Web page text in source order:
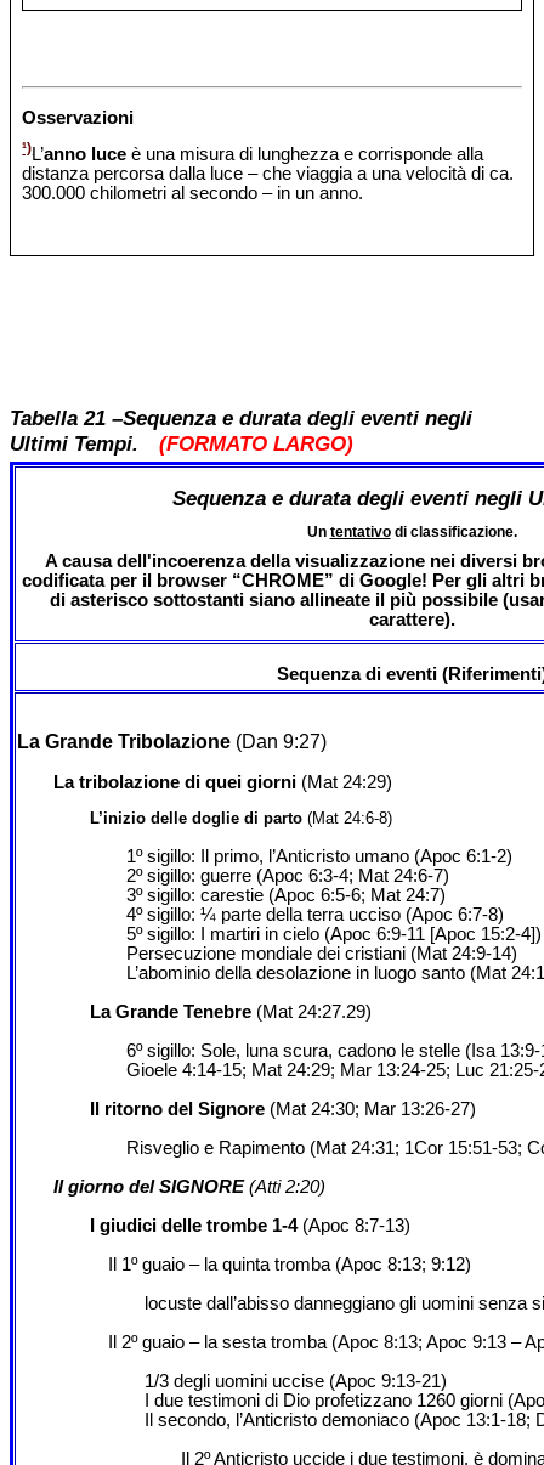
Osservazioni
¹)L’anno luce è una misura di lunghezza e corrisponde alla
distanza percorsa dalla luce – che viaggia a una velocità di ca.
300.000 chilometri al secondo – in un anno.
Tabella 21 –Sequenza e durata degli eventi negli
Ultimi Tempi.
(FORMATO LARGO)
Sequenza e durata degli eventi negli
Un tentativodi classificazione.
A causa dell'incoerenza della visualizzazione nei diversi
codificata per il browser “CHROME” di Google! Per gli altri
di asterisco sottostanti siano allineate il più possibile
carattere).
Sequenza di eventi
La Grande Tribolazione (Dan 9:27)
La tribolazione di quei giorni (Mat 24:29)
L’inizio delle doglie di parto (Mat 24:6-8)
1º sigillo: Il primo, l’Anticristo umano (Apoc 6:1-2)
2º sigillo: guerre (Apoc 6:3-4; Mat 24:6-7)
3º sigillo: carestie (Apoc 6:5-6; Mat 24:7)
4º sigillo: ¼ parte della terra ucciso (Apoc 6:7-8)
5º sigillo: I martiri in cielo (Apoc 6:9-11 [Apoc 15:2-4])
Persecuzione mondiale dei cristiani (Mat 24:9-14)
L’abominio della desolazione in luogo santo (Mat
La Grande Tenebre (Mat 24:27.29)
6º sigillo: Sole, luna scura, cadono le stelle (Isa
Gioele 4:14-15; Mat 24:29; Mar 13:24-25; Luc
Il ritorno del Signore (Mat 24:30; Mar 13:26-27)
Risveglio e Rapimento (Mat 24:31; 1Cor 15:51-53;
Il giorno del SIGNORE(Atti 2:20)
I giudici delle trombe 1-4(Apoc 8:7-13)
Il 1º guaio – la quinta tromba (Apoc 8:13; 9:12)
locuste dall’abisso danneggiano gli uomini senza
Il 2º guaio – la sesta tromba (Apoc 8:13; Apoc 9:13 –
1/3 degli uomini uccise (Apoc 9:13-21)
I due testimoni di Dio profetizzano 1260 giorni
Il secondo, l’Anticristo demoniaco (Apoc 13:1-18;
Il 2º Anticristo uccide i due testimoni, è